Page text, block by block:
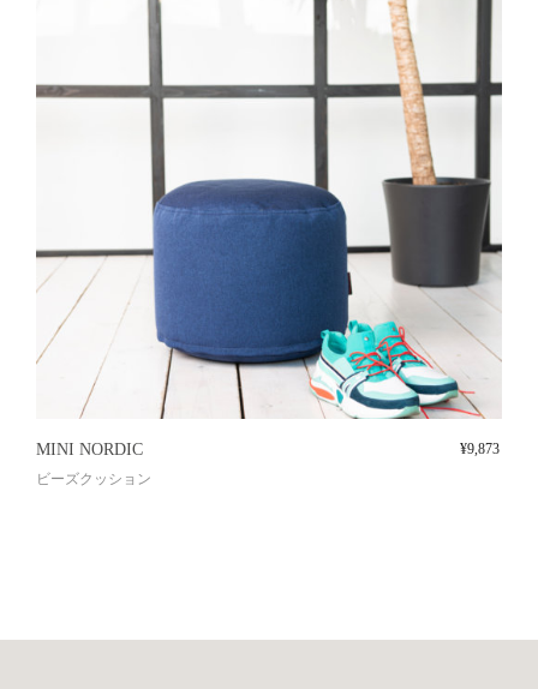
MINI NORDIC
ビーズクッション
¥9,873